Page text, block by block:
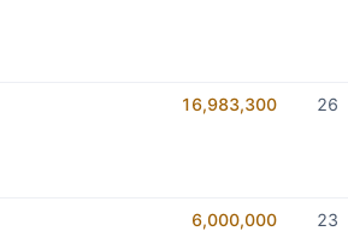
16,983,300 26
6,000,000 23